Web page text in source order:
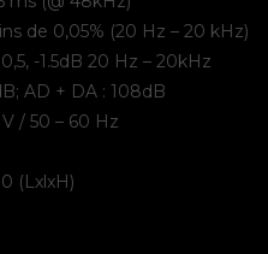
de 0,05% (20 Hz – 20 kHz)
-1.5dB 20 Hz – 20kHz
AD + DA : 108dB
/ 50 – 60 Hz
(LxlxH)